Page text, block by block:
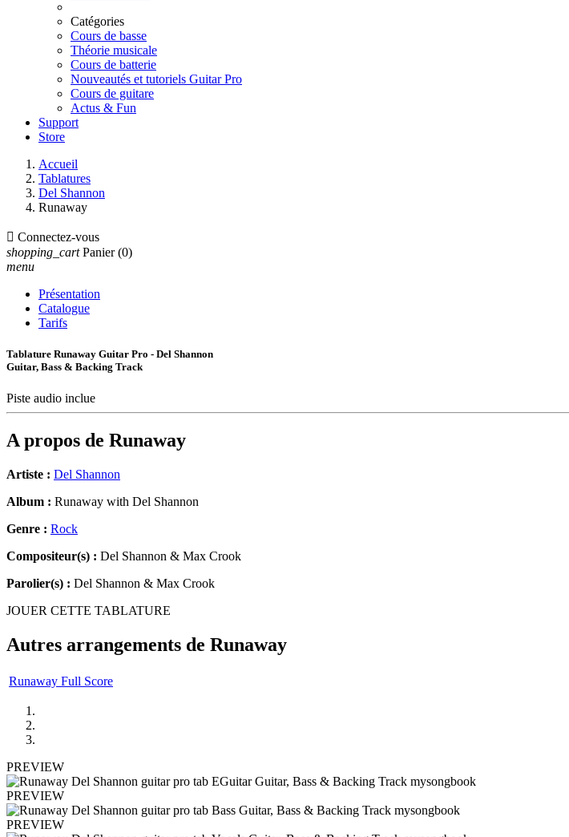
Catégories
Cours de basse
Théorie musicale
Cours de batterie
Nouveautés et tutoriels Guitar Pro
Cours de guitare
Actus & Fun
Support
Store
Accueil
Tablatures
Del Shannon
Runaway
 Connectez-vous
shopping_cart Panier (0)
menu
Présentation
Catalogue
Tarifs
Tablature Runaway Guitar Pro - Del Shannon
Guitar, Bass & Backing Track
Piste audio inclue
A propos de Runaway
Artiste : Del Shannon
Album : Runaway with Del Shannon
Genre : Rock
Compositeur(s) : Del Shannon & Max Crook
Parolier(s) : Del Shannon & Max Crook
JOUER CETTE TABLATURE
Autres arrangements de Runaway
Runaway Full Score
PREVIEW
PREVIEW
PREVIEW